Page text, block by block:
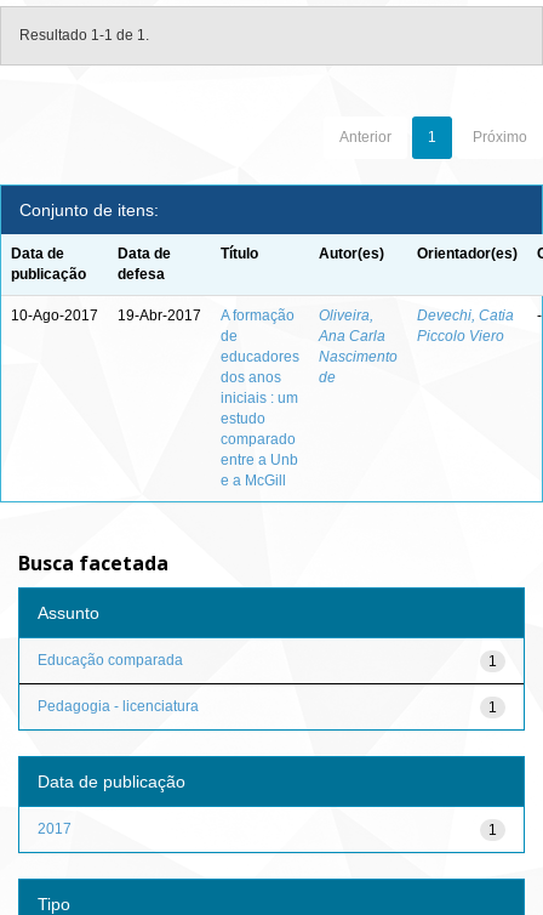
Resultado 1-1 de 1.
Anterior 1 Próximo
Conjunto de itens:
Data de
publicação
Data de
defesa
Título Autor(es) Orientador(es)
10-Ago-2017 19-Abr-2017
A formação
de
educadores
dos anos
iniciais : um
estudo
comparado
entre a Unb
e a McGill
Oliveira,
Ana Carla
Nascimento
de
Devechi, Catia
Piccolo Viero
-
Busca facetada
Assunto
1
Educação comparada
1
Pedagogia - licenciatura
Data de publicação
1
2017
Tipo